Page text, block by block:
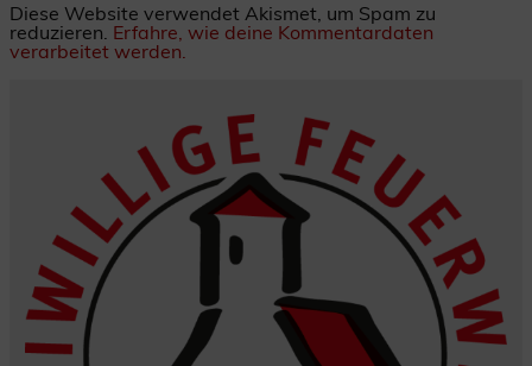
Diese Website verwendet Akismet, um Spam zu
reduzieren. Erfahre, wie deine Kommentardaten
verarbeitet werden.